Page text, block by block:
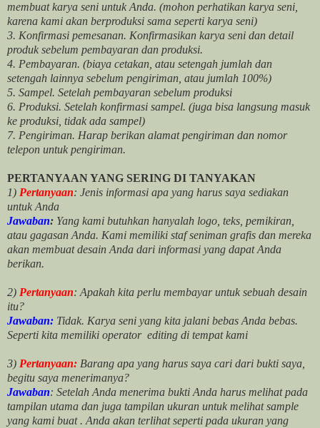
membuat karya seni untuk Anda. (mohon perhatikan karya seni,
karena kami akan berproduksi sama seperti karya seni)
3. Konfirmasi pemesanan. Konfirmasikan karya seni dan detail
produk sebelum pembayaran dan produksi.
4. Pembayaran. (biaya cetakan, atau setengah jumlah dan
setengah lainnya sebelum pengiriman, atau jumlah 100%)
5. Sampel. Setelah pembayaran sebelum produksi
6. Produksi. Setelah konfirmasi sampel. (juga bisa langsung masuk
ke produksi, tidak ada sampel)
7. Pengiriman. Harap berikan alamat pengiriman dan nomor
telepon untuk pengiriman.
PERTANYAAN YANG SERING DI TANYAKAN
1) Pertanyaan: Jenis informasi apa yang harus saya sediakan
untuk Anda
Jawaban: Yang kami butuhkan hanyalah logo, teks, pemikiran,
atau gagasan Anda. Kami memiliki staf seniman grafis dan mereka
akan membuat desain Anda dari informasi yang dapat Anda
berikan.
2) Pertanyaan: Apakah kita perlu membayar untuk sebuah desain
itu?
Jawaban: Tidak. Karya seni yang kita jalani bebas Anda bebas.
Seperti kita memiliki operator editing di tempat kami
3) Pertanyaan: Barang apa yang harus saya cari dari bukti saya,
begitu saya menerimanya?
Jawaban: Setelah Anda menerima bukti Anda harus melihat pada
tampilan utama dan juga tampilan ukuran untuk melihatsample
yang kami buat . Anda akan terlihat seperti pada ukuran yang